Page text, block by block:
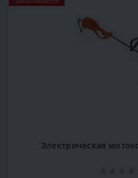
Электрическая